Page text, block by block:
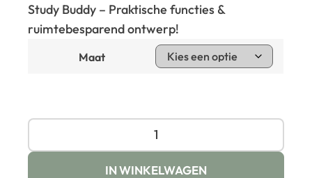
Study Buddy – Praktische functies &
ruimtebesparend ontwerp!
Maat
IN WINKELWAGEN